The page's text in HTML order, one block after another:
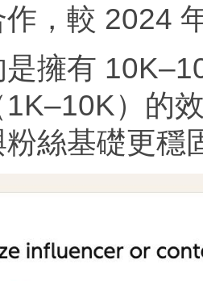
，較 2024
擁有
）的
絲基礎更穩